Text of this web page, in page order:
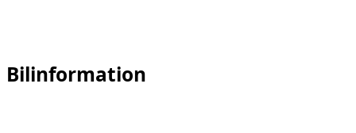
Bilinformation